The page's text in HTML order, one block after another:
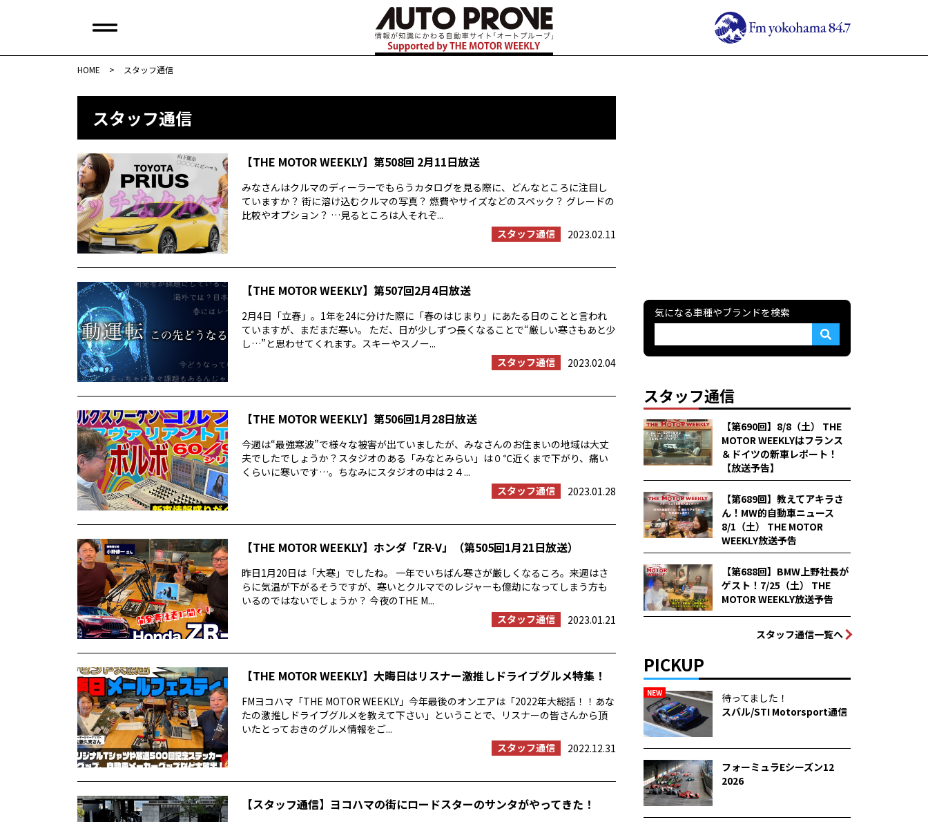
HOME > スタッフ通信
スタッフ通信
【THE MOTOR WEEKLY】第508回 2月11日放送
みなさんはクルマのディーラーでもらうカタログを見る際に、どんなところに注目し
ていますか？ 街に溶け込むクルマの写真？ 燃費やサイズなどのスペック？ グレードの
比較やオプション？ …見るところは人それぞ...
スタッフ通信
2023.02.11
【THE MOTOR WEEKLY】第507回2月4日放送
2月4日「立春」。1年を24に分けた際に「春のはじまり」にあたる日のことと言われ
ていますが、まだまだ寒い。 ただ、日が少しずつ長くなることで“厳しい寒さもあと少
し…”と思わせてくれます。スキーやスノー...
スタッフ通信
2023.02.04
【THE MOTOR WEEKLY】第506回1月28日放送
今週は“最強寒波”で様々な被害が出ていましたが、みなさんのお住まいの地域は大丈
夫でしたでしょうか？スタジオのある「みなとみらい」は０℃近くまで下がり、痛い
くらいに寒いです…。ちなみにスタジオの中は２４...
スタッフ通信
2023.01.28
【THE MOTOR WEEKLY】ホンダ「ZR-V」（第505回1月21日放送）
昨日1月20日は「大寒」でしたね。 一年でいちばん寒さが厳しくなるころ。来週はさ
らに気温が下がるそうですが、寒いとクルマでのレジャーも億劫になってしまう方も
いるのではないでしょうか？ 今夜のTHE M...
スタッフ通信
2023.01.21
【THE MOTOR WEEKLY】大晦日はリスナー激推しドライブグルメ特集！
FMヨコハマ「THE MOTOR WEEKLY」今年最後のオンエアは「2022年大総括！！あな
たの激推しドライブグルメを教えて下さい」ということで、リスナーの皆さんから頂
いたとっておきのグルメ情報をご...
スタッフ通信
2022.12.31
【スタッフ通信】ヨコハマの街にロードスターのサンタがやってきた！
気になる車種やブランドを検索
スタッフ通信
【第690回】8/8（土） THE
MOTOR WEEKLYはフランス
＆ドイツの新車レポート！
【放送予告】
【第689回】教えてアキラさ
ん！MW的自動車ニュース
8/1（土） THE MOTOR
WEEKLY放送予告
【第688回】BMW上野社長が
ゲスト！7/25（土） THE
MOTOR WEEKLY放送予告
スタッフ通信一覧へ
PICKUP
NEW
待ってました！
スバル/STI Motorsport通信
フォーミュラEシーズン12
2026